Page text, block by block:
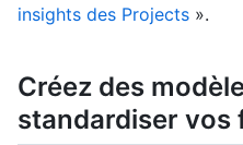
insights des Projects ».
Créez des
standardiser vos